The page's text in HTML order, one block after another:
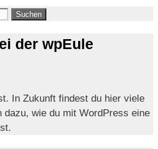
der wpEule
In Zukunft findest du hier viele
dazu, wie du mit WordPress eine